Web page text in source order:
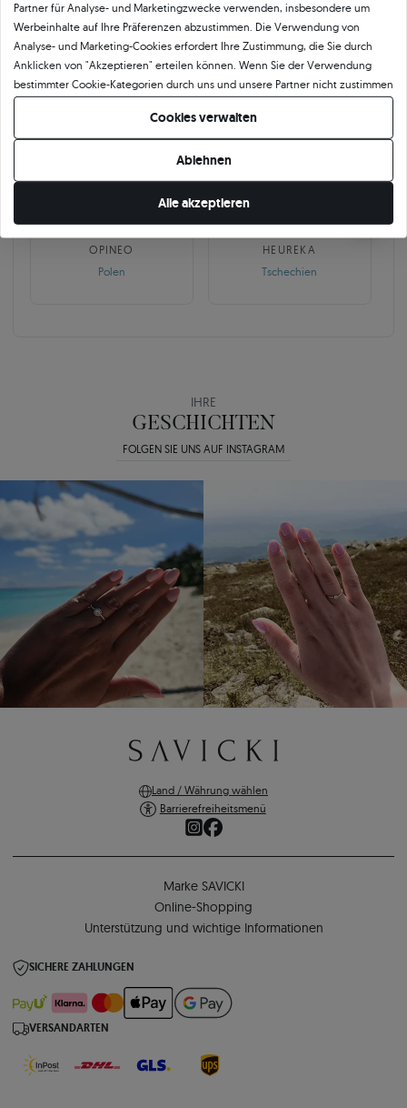
Über11 4845★-Bewertungen in ganz
Europa
GEPRÜFTE BEWERTUNGEN UNSERER KUNDEN
10 468
OPINEO
Polen
252
HEUREKA
Tschechien
IHRE
GESCHICHTEN
FOLGEN SIE UNS AUF INSTAGRAM
Land / Währung wählen
Barrierefreiheitsmenü
Marke SAVICKI
Online-Shopping
Unterstützung und wichtige Informationen
SICHERE ZAHLUNGEN
VERSANDARTEN
Partner für Analyse- und Marketingzwecke verwenden, insbesondere um
Werbeinhalte auf Ihre Präferenzen abzustimmen. Die Verwendung von
Analyse- und Marketing-Cookies erfordert Ihre Zustimmung, die Sie durch
Anklicken von "Akzeptieren" erteilen können. Wenn Sie der Verwendung
bestimmter Cookie-Kategorien durch uns und unsere Partner nicht zustimmen
möchten, klicken Sie auf "Lassen Sie mich wählen" und bestimmen Sie Ihre
Präferenzen. Sie können Ihre Zustimmung jederzeit widerrufen, indem Sie
Ihre Cookie-Einstellungen ändern.
Cookies verwalten
Ablehnen
Alle akzeptieren